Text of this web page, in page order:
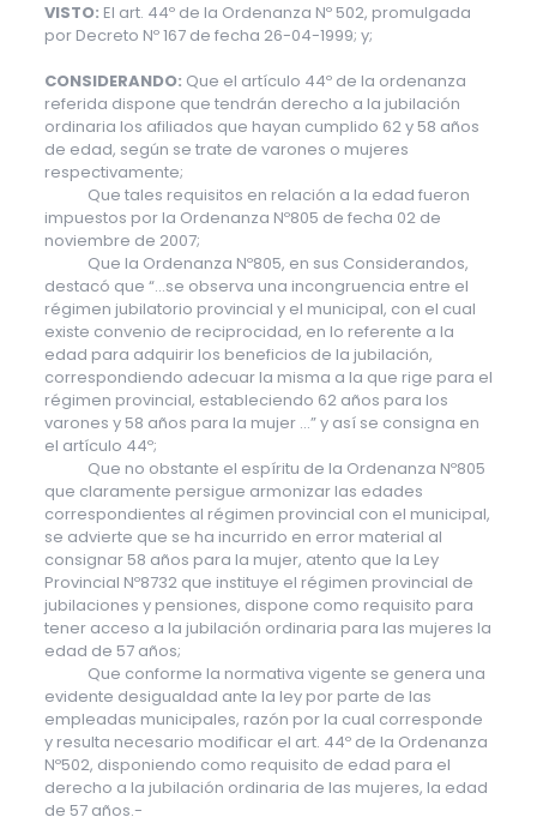
VISTO: El art. 44º de la Ordenanza Nº 502, promulgada
por Decreto Nº 167 de fecha 26-04-1999; y;
CONSIDERANDO: Que el artículo 44º de la ordenanza
referida dispone que tendrán derecho a la jubilación
ordinaria los afiliados que hayan cumplido 62 y 58 años
de edad, según se trate de varones o mujeres
respectivamente;
Que tales requisitos en relación a la edad fueron
impuestos por la Ordenanza Nº805 de fecha 02 de
noviembre de 2007;
Que la Ordenanza Nº805, en sus Considerandos,
destacó que “…se observa una incongruencia entre el
régimen jubilatorio provincial y el municipal, con el cual
existe convenio de reciprocidad, en lo referente a la
edad para adquirir los beneficios de la jubilación,
correspondiendo adecuar la misma a la que rige para el
régimen provincial, estableciendo 62 años para los
varones y 58 años para la mujer …” y así se consigna en
el artículo 44º;
Que no obstante el espíritu de la Ordenanza Nº805
que claramente persigue armonizar las edades
correspondientes al régimen provincial con el municipal,
se advierte que se ha incurrido en error material al
consignar 58 años para la mujer, atento que la Ley
Provincial Nº8732 que instituye el régimen provincial de
jubilaciones y pensiones, dispone como requisito para
tener acceso a la jubilación ordinaria para las mujeres la
edad de 57 años;
Que conforme la normativa vigente se genera una
evidente desigualdad ante la ley por parte de las
empleadas municipales, razón por la cual corresponde
y resulta necesario modificar el art. 44º de la Ordenanza
Nº502, disponiendo como requisito de edad para el
derecho a la jubilación ordinaria de las mujeres, la edad
de 57 años.-